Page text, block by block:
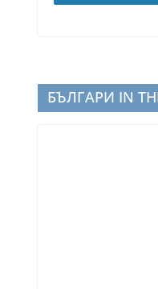
БЪЛГАРИ IN